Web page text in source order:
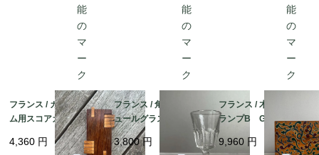
フランス / カードゲー
ム用スコアカウンタ
4,360 円
フランス / 角リブリキ
ュールグラス小 吹き
ガラス
3,800円
フランス / 木箱入りト
ランプB Grimaud
（グリモー）製 金彩
入り蔦柄
9,960 円